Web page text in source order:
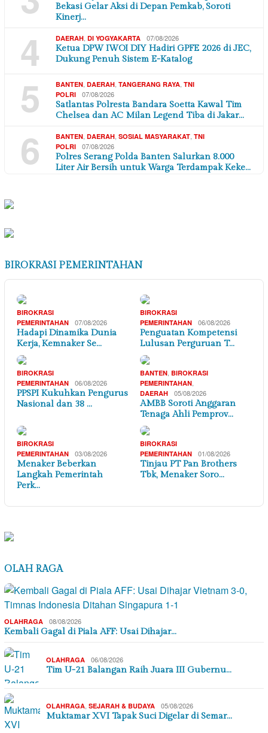
Bekasi Gelar Aksi di Depan Pemkab, Soroti
Kinerj…
4 DAERAH DI YOGYAKARTA 07/08/2026
Ketua DPW IWOI DIY Hadiri GPFE 2026 di JEC,
Dukung Penuh Sistem E-Katalog
5 BANTEN DAERAH TANGERANG RAYA TNI
POLRI
07/08/2026
Satlantas Polresta Bandara Soetta Kawal Tim
Chelsea dan AC Milan Legend Tiba di Jakar…
6 BANTEN DAERAH SOSIAL MASYARAKAT TNI
POLRI
07/08/2026
Polres Serang Polda Banten Salurkan 8.000
Liter Air Bersih untuk Warga Terdampak Keke…
BIROKRASI PEMERINTAHAN
BIROKRASI
PEMERINTAHAN
07/08/2026
Hadapi Dinamika Dunia
Kerja, Kemnaker Se…
BIROKRASI
PEMERINTAHAN
06/08/2026
Penguatan Kompetensi
Lulusan Perguruan T…
BIROKRASI
PEMERINTAHAN
06/08/2026
PPSPI Kukuhkan Pengurus
Nasional dan 38 …
BANTEN BIROKRASI
PEMERINTAHAN
DAERAH 05/08/2026
AMBB Soroti Anggaran
Tenaga Ahli Pemprov…
BIROKRASI
PEMERINTAHAN
03/08/2026
Menaker Beberkan
Langkah Pemerintah
Perk…
BIROKRASI
PEMERINTAHAN
01/08/2026
Tinjau PT Pan Brothers
Tbk, Menaker Soro…
OLAH RAGA
OLAHRAGA 08/08/2026
Kembali Gagal di Piala AFF: Usai Dihajar…
OLAHRAGA 06/08/2026
Tim U-21 Balangan Raih Juara III Gubernu…
OLAHRAGA SEJARAH & BUDAYA 05/08/2026
Muktamar XVI Tapak Suci Digelar di Semar…